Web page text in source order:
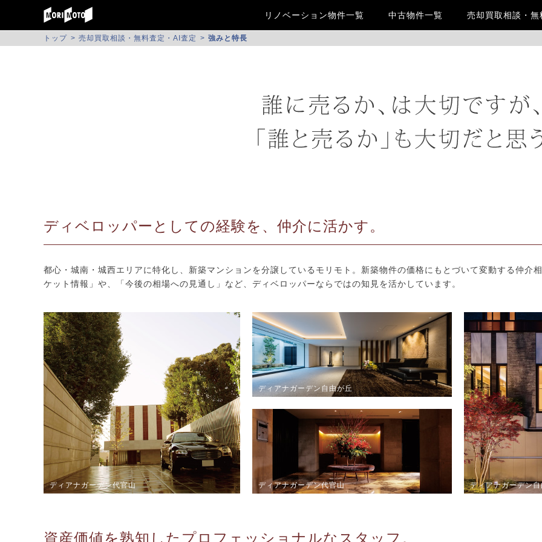
リノベーション物件一覧 中古物件一覧 売却買取相談・
トップ 売却買取相談・無料査定・AI査定 強みと特長
ディベロッパーとしての経験を、仲介に活かす。
都心・城南・城西エリアに特化し、新築マンションを分譲しているモリモト。新築物件の価格にもとづいて変動する仲介
ケット情報」や、「今後の相場への見通し」など、ディベロッパーならではの知見を活かしています。
ディアナガーデン代官山
ディアナガーデン自由が丘
ディアナガーデン代官山 ディアナガーデン
資産価値を熟知したプロフェッショナルなスタッフ。